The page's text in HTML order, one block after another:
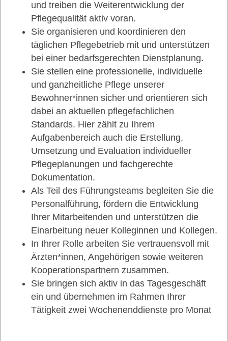
und treiben die Weiterentwicklung der
Pflegequalität aktiv voran.
Sie organisieren und koordinieren den
täglichen Pflegebetrieb mit und unterstützen
bei einer bedarfsgerechten Dienstplanung.
Sie stellen eine professionelle, individuelle
und ganzheitliche Pflege unserer
Bewohner*innen sicher und orientieren sich
dabei an aktuellen pflegefachlichen
Standards. Hier zählt zu Ihrem
Aufgabenbereich auch die Erstellung,
Umsetzung und Evaluation individueller
Pflegeplanungen und fachgerechte
Dokumentation.
Als Teil des Führungsteams begleiten Sie die
Personalführung, fördern die Entwicklung
Ihrer Mitarbeitenden und unterstützen die
Einarbeitung neuer Kolleginnen und Kollegen.
In Ihrer Rolle arbeiten Sie vertrauensvoll mit
Ärzten*innen, Angehörigen sowie weiteren
Kooperationspartnern zusammen.
Sie bringen sich aktiv in das Tagesgeschäft
ein und übernehmen im Rahmen Ihrer
Tätigkeit zwei Wochenenddienste pro Monat